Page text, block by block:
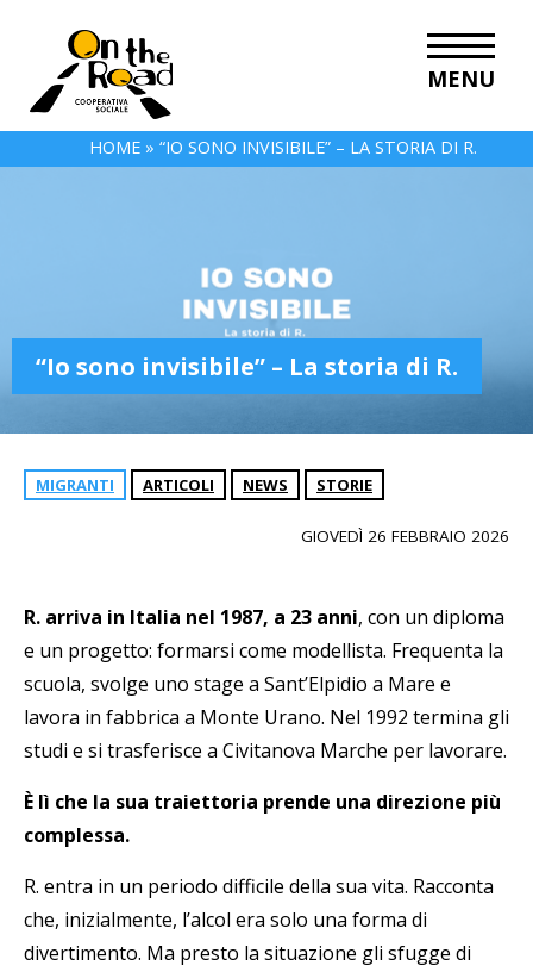
MENU
HOME » “IO SONO INVISIBILE” – LA STORIA DI R.
“Io sono invisibile” – La storia di R.
MIGRANTI ARTICOLI NEWS STORIE
GIOVEDÌ 26 FEBBRAIO 2026
R. arriva in Italia nel 1987, a 23 anni, con un diploma
e un progetto: formarsi come modellista. Frequenta la
scuola, svolge uno stage a Sant’Elpidio a Mare e
lavora in fabbrica a Monte Urano. Nel 1992 termina gli
studi e si trasferisce a Civitanova Marche per lavorare.
È lì che la sua traiettoria prende una direzione più
complessa.
R. entra in un periodo difficile della sua vita. Racconta
che, inizialmente, l’alcol era solo una forma di
divertimento. Ma presto la situazione gli sfugge di